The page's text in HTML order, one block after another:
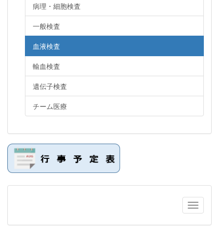
病理・細胞検査
一般検査
血液検査
輸血検査
遺伝子検査
チーム医療